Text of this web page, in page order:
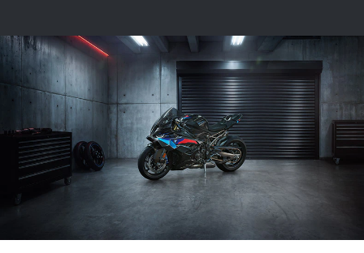
Sport
M
Tour
Roadster
Heritage